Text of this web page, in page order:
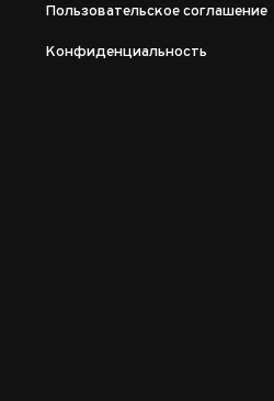
Пользовательское соглашение
Конфиденциальность